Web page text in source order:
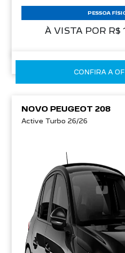
À VISTA POR R$
PESSOA
CONFIRA A
NOVO PEUGEOT 208
Active Turbo 26/26